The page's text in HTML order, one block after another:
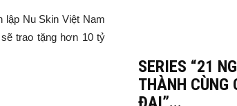
Nu Skin Việt Nam
trao tặng hơn 10 tỷ
SERIES “21
THÀNH CÙNG